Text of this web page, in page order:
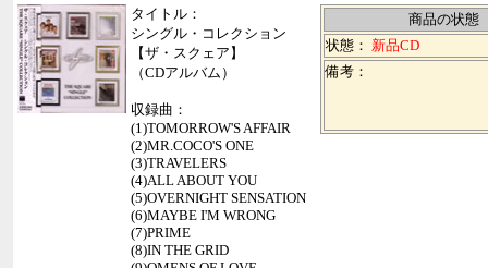
タイトル：
シングル・コレクション
【ザ・スクェア】
（CDアルバム）
収録曲：
(1)TOMORROW'S AFFAIR
(2)MR.COCO'S ONE
(3)TRAVELERS
(4)ALL ABOUT YOU
(5)OVERNIGHT SENSATION
(6)MAYBE I'M WRONG
(7)PRIME
(8)IN THE GRID
商品の状態
状態： 新品CD
備考：